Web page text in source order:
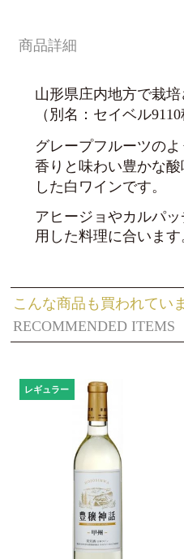
商品詳細
山形県庄内地方で栽
（別名：セイベル
グレープフルーツの
香りと味わい豊かな
した白ワインです。
アヒージョやカルパ
用した料理に合います
RECOMMENDED ITEMS
こんな商品も買われてい